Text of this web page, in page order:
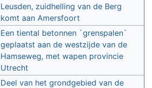
Leusden, zuidhelling van de Berg
komt aan Amersfoort
Een tiental betonnen `grenspalen`
geplaatst aan de westzijde van de
Hamseweg, met wapen provincie
Utrecht
Deel van het grondgebied van de